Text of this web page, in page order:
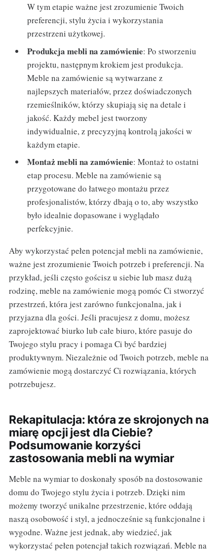
W tym etapie ważne jest zrozumienie Twoich
preferencji, stylu życia i wykorzystania
przestrzeni użytkowej.
Produkcja mebli na zamówienie: Po stworzeniu
projektu, następnym krokiem jest produkcja.
Meble na zamówienie są wytwarzane z
najlepszych materiałów, przez doświadczonych
rzemieślników, którzy skupiają się na detale i
jakość. Każdy mebel jest tworzony
indywidualnie, z precyzyjną kontrolą jakości w
każdym etapie.
Montaż mebli na zamówienie: Montaż to ostatni
etap procesu. Meble na zamówienie są
przygotowane do łatwego montażu przez
profesjonalistów, którzy dbają o to, aby wszystko
było idealnie dopasowane i wyglądało
perfekcyjnie.
Aby wykorzystać pełen potencjał mebli na zamówienie,
ważne jest zrozumienie Twoich potrzeb i preferencji. Na
przykład, jeśli często gościsz u siebie lub masz dużą
rodzinę, meble na zamówienie mogą pomóc Ci stworzyć
przestrzeń, która jest zarówno funkcjonalna, jak i
przyjazna dla gości. Jeśli pracujesz z domu, możesz
zaprojektować biurko lub całe biuro, które pasuje do
Twojego stylu pracy i pomaga Ci być bardziej
produktywnym. Niezależnie od Twoich potrzeb, meble na
zamówienie mogą dostarczyć Ci rozwiązania, których
potrzebujesz.
Rekapitulacja: która ze skrojonych na
miarę opcji jest dla Ciebie?
Podsumowanie korzyści
zastosowania mebli na wymiar
Meble na wymiar to doskonały sposób na dostosowanie
domu do Twojego stylu życia i potrzeb. Dzięki nim
możemy tworzyć unikalne przestrzenie, które oddają
naszą osobowość i styl, a jednocześnie są funkcjonalne i
wygodne. Ważne jest jednak, aby wiedzieć, jak
wykorzystać pełen potencjał takich rozwiązań. Meble na